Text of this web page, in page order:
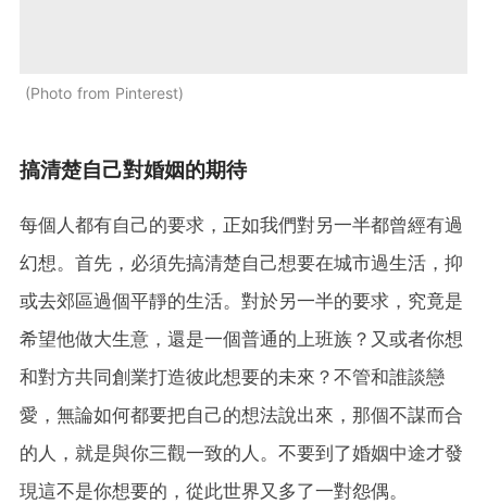
Photo from Pinterest
搞清楚自己對婚姻的期待
每個人都有自己的要求，正如我們對另一半都曾經有過
幻想。首先，必須先搞清楚自己想要在城市過生活，抑
或去郊區過個平靜的生活。對於另一半的要求，究竟是
希望他做大生意，還是一個普通的上班族？又或者你想
和對方共同創業打造彼此想要的未來？不管和誰談戀
愛，無論如何都要把自己的想法說出來，那個不謀而合
的人，就是與你三觀一致的人。不要到了婚姻中途才發
現這不是你想要的，從此世界又多了一對怨偶。